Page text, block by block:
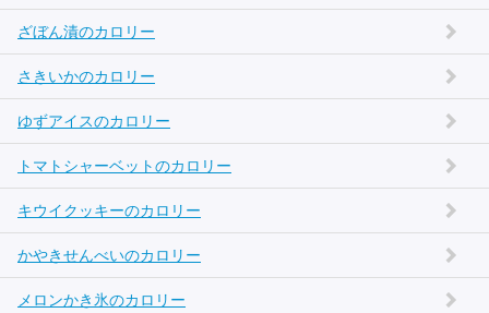
ざぼん漬のカロリー
さきいかのカロリー
ゆずアイスのカロリー
トマトシャーベットのカロリー
キウイクッキーのカロリー
かやきせんべいのカロリー
メロンかき氷のカロリー